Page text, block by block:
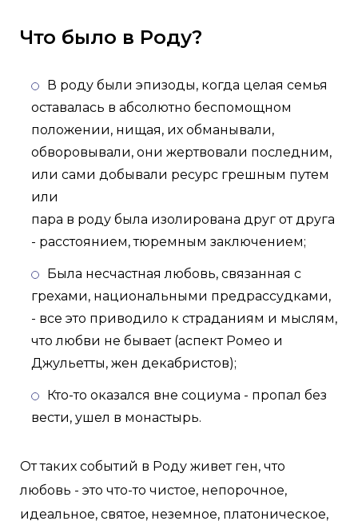
Что было в Роду?
В роду были эпизоды, когда целая семья
оставалась в абсолютно беспомощном
положении, нищая, их обманывали,
обворовывали, они жертвовали последним,
или сами добывали ресурс грешным путем
или
пара в роду была изолирована друг от друга
- расстоянием, тюремным заключением;
Была несчастная любовь, связанная с
грехами, национальными предрассудками,
- все это приводило к страданиям и мыслям,
что любви не бывает (аспект Ромео и
Джульетты, жен декабристов);
Кто-то оказался вне социума - пропал без
вести, ушел в монастырь.
От таких событий в Роду живет ген, что
любовь - это что-то чистое, непорочное,
идеальное, святое, неземное, платоническое,